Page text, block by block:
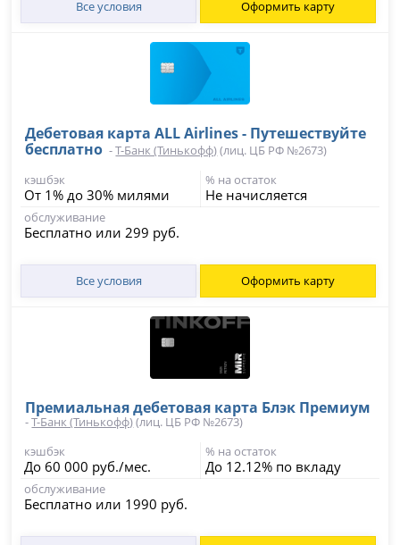
Все условия Оформить карту
Дебетовая карта ALL Airlines - Путешествуйте
бесплатно -Т-Банк (Тинькофф)(лиц. ЦБ РФ №2673)
кэшбэк
От 1% до 30% милями
% на остаток
Не начисляется
обслуживание
Бесплатно или 299 руб.
Все условия Оформить карту
Премиальная дебетовая карта Блэк Премиум
-Т-Банк (Тинькофф)(лиц. ЦБ РФ №2673)
кэшбэк
До 60 000 руб./мес.
% на остаток
До 12.12% по вкладу
обслуживание
Бесплатно или 1990 руб.